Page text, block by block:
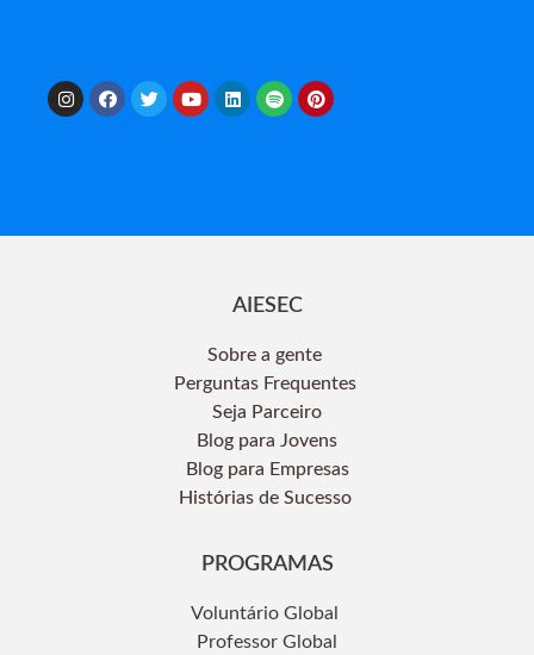
AIESEC
Sobre a gente
Perguntas Frequentes
Seja Parceiro
Blog para Jovens
Blog para Empresas
Histórias de Sucesso
PROGRAMAS
Voluntário Global
Professor Global